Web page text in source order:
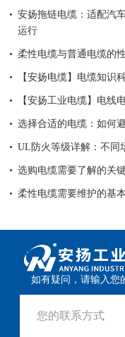
安扬拖链电缆：适配汽
运行
柔性电缆与普通电缆的
【安扬电缆】电缆知识
【安扬工业电缆】电线
选择合适的电缆：如何
UL防火等级详解：不同
选购电缆需要了解的关
柔性电缆需要维护的基
如有疑问，请输入您